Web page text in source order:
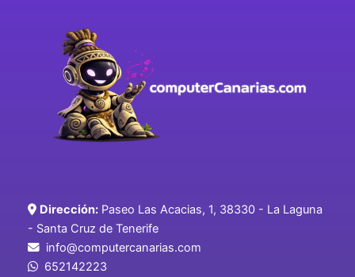
Dirección: Paseo Las Acacias, 1, 38330 - La Laguna
- Santa Cruz de Tenerife
info@computercanarias.com
652142223